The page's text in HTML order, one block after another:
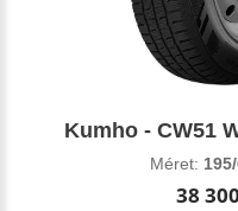
Kumho - CW51
Méret:
38